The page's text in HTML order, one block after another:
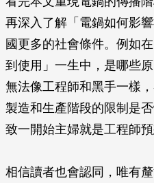
再深入了解「電鍋如何影
國更多的社會條件。例如
到使用」一生中，是哪些
無法像工程師和黑手一樣
製造和生產階段的限制是
致一開始主婦就是工程師
相信讀者也會認同，唯有